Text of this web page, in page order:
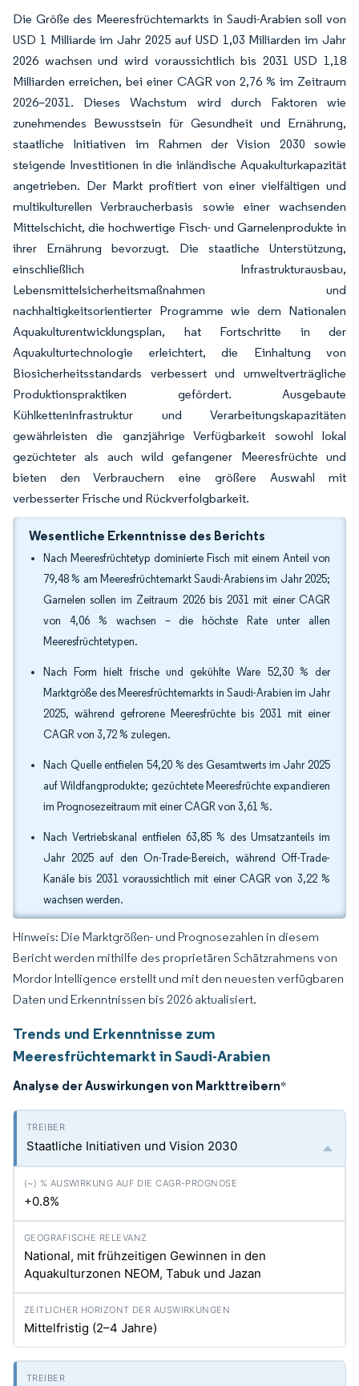
Die Größe des Meeresfrüchtemarkts in Saudi-Arabien soll von
USD 1 Milliarde im Jahr 2025 auf USD 1,03 Milliarden im Jahr
2026 wachsen und wird voraussichtlich bis 2031 USD 1,18
Milliarden erreichen, bei einer CAGR von 2,76 % im Zeitraum
2026–2031. Dieses Wachstum wird durch Faktoren wie
zunehmendes Bewusstsein für Gesundheit und Ernährung,
staatliche Initiativen im Rahmen der Vision 2030 sowie
steigende Investitionen in die inländische Aquakulturkapazität
angetrieben. Der Markt profitiert von einer vielfältigen und
multikulturellen Verbraucherbasis sowie einer wachsenden
Mittelschicht, die hochwertige Fisch- und Garnelenprodukte in
ihrer Ernährung bevorzugt. Die staatliche Unterstützung,
einschließlich Infrastrukturausbau,
Lebensmittelsicherheitsmaßnahmen und
nachhaltigkeitsorientierter Programme wie dem Nationalen
Aquakulturentwicklungsplan, hat Fortschritte in der
Aquakulturtechnologie erleichtert, die Einhaltung von
Biosicherheitsstandards verbessert und umweltverträgliche
Produktionspraktiken gefördert. Ausgebaute
Kühlketteninfrastruktur und Verarbeitungskapazitäten
gewährleisten die ganzjährige Verfügbarkeit sowohl lokal
gezüchteter als auch wild gefangener Meeresfrüchte und
bieten den Verbrauchern eine größere Auswahl mit
verbesserter Frische und Rückverfolgbarkeit.
Wesentliche Erkenntnisse des Berichts
Nach Meeresfrüchtetyp dominierte Fisch mit einem Anteil von
79,48 % am Meeresfrüchtemarkt Saudi-Arabiens im Jahr 2025;
Garnelen sollen im Zeitraum 2026 bis 2031 mit einer CAGR
von 4,06 % wachsen – die höchste Rate unter allen
Meeresfrüchtetypen.
Nach Form hielt frische und gekühlte Ware 52,30 % der
Marktgröße des Meeresfrüchtemarkts in Saudi-Arabien im Jahr
2025, während gefrorene Meeresfrüchte bis 2031 mit einer
CAGR von 3,72 % zulegen.
Nach Quelle entfielen 54,20 % des Gesamtwerts im Jahr 2025
auf Wildfangprodukte; gezüchtete Meeresfrüchte expandieren
im Prognosezeitraum mit einer CAGR von 3,61 %.
Nach Vertriebskanal entfielen 63,85 % des Umsatzanteils im
Jahr 2025 auf den On-Trade-Bereich, während Off-Trade-
Kanäle bis 2031 voraussichtlich mit einer CAGR von 3,22 %
wachsen werden.
Hinweis: Die Marktgrößen- und Prognosezahlen in diesem
Bericht werden mithilfe des proprietären Schätzrahmens von
Mordor Intelligence erstellt und mit den neuesten verfügbaren
Daten und Erkenntnissen bis 2026 aktualisiert.
Trends und Erkenntnisse zum
Meeresfrüchtemarkt in Saudi-Arabien
Analyse der Auswirkungen von Markttreibern*
Staatliche Initiativen und Vision 2030
+0.8%
National, mit frühzeitigen Gewinnen in den
Aquakulturzonen NEOM, Tabuk und Jazan
Mittelfristig (2–4 Jahre)